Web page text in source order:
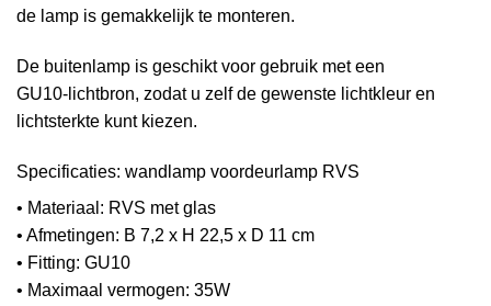
de lamp is gemakkelijk te monteren.
De buitenlamp is geschikt voor gebruik met een
GU10‑lichtbron, zodat u zelf de gewenste lichtkleur en
lichtsterkte kunt kiezen.
Specificaties: wandlamp voordeurlamp RVS
• Materiaal: RVS met glas
• Afmetingen: B 7,2 x H 22,5 x D 11 cm
• Fitting: GU10
• Maximaal vermogen: 35W